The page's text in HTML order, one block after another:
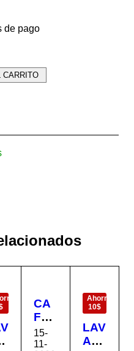
CARRITO
CA
FET
ER
A
15-
11-
Ahorra
10$
LAV
AD